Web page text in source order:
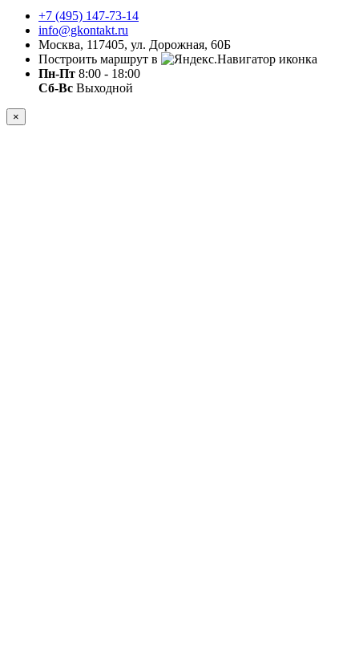
+7 (495) 147-73-14
info@gkontakt.ru
Москва, 117405, ул. Дорожная, 60Б
Построить маршрут в
Пн-Пт 8:00 - 18:00
Сб-Вс Выходной
×